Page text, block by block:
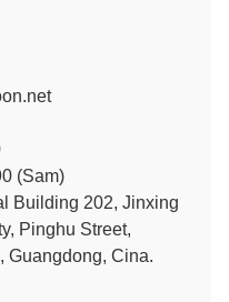
(Sam)
Building 202, Jinxing
Pinghu Street,
Guangdong, Cina.